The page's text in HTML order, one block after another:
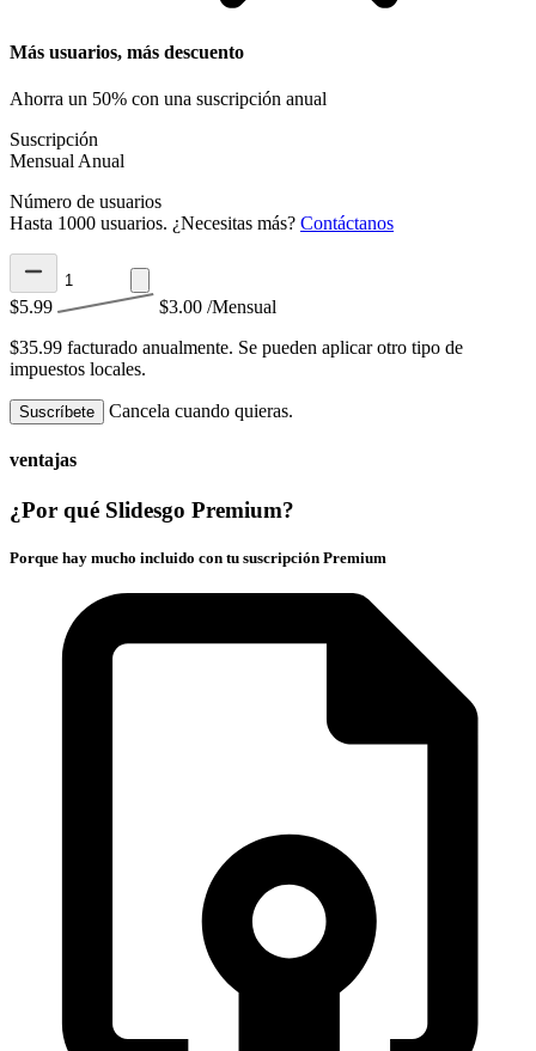
Más usuarios, más descuento
Ahorra un 50% con una suscripción anual
Suscripción
Mensual Anual
Número de usuarios
Hasta 1000 usuarios. ¿Necesitas más? Contáctanos
$5.99 $3.00 /Mensual
$35.99 facturado anualmente. Se pueden aplicar otro tipo de
impuestos locales.
Suscríbete Cancela cuando quieras.
ventajas
¿Por qué Slidesgo Premium?
Porque hay mucho incluido con tu suscripción Premium